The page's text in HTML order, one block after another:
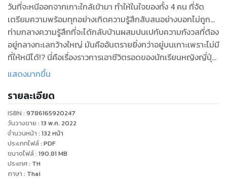
วันที่จะหนีออกจากเกาะใกล้เข้ามา ทําให้ในใจของทั้ง 4 คน ที่จัด
เตรียมความพร้อมทุกอย่างเกิดความรู้สึกสับสนอย่างบอกไม่ถูก...
ท่ามกลางความรู้สึกที่จะได้กลับบ้านผสมปนเปกับความกังวลที่ต้อง
อยู่กลางทะเลกว้างใหญ่ มันคืออันตรายยิ่งกว่าอยู่บนเกาะเพราะไม่มี
ที่ให้หนีได้!? นี่คือเรื่องราวการเอาชีวิตรอดของนักเรียนหญิงญี่ปุ่น
บนเกาะร้างสู่ผืนทะเลกว้างใหญ่ในเล่ม 8!
แสดงมากขึ้น
รายละเอียด
ISBN : 9786165920247
วันวางขาย : 13 พ.ค. 2022
จำนวนหน้า : 132 หน้า
ประเภทไฟล์: PDF
ขนาดไฟล์: 190.81 MB
ประเทศ: TH
ภาษา : Thai